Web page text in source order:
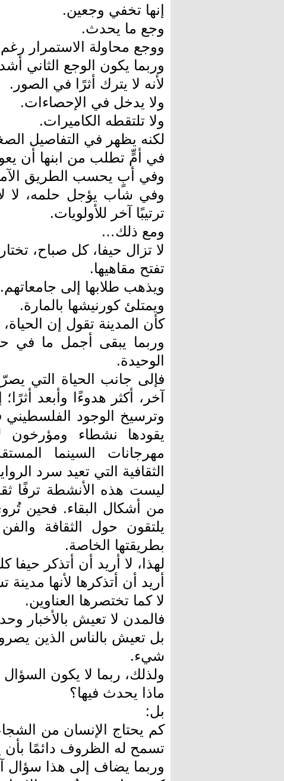
إنها تخفي وجعين.
وجع ما يحدث.
ووجع محاولة الاستمرار
وربما يكون الوجع الثاني
لأنه لا يترك أثرًا في الصور.
ولا يدخل في الإحصاءات.
ولا تلتقطه الكاميرات.
لكنه يظهر في التفاصيل
في أمٍّ تطلب من ابنها أن
وفي أبٍ يحسب الطريق
وفي شاب يؤجل حلمه، لا
ترتيبًا آخر للأولويات.
ومع ذلك…
لا تزال حيفا، كل صباح،
تفتح مقاهيها.
ويذهب طلابها إلى جامعاتهم.
ويمتلئ كورنيشها بالمارة.
كأن المدينة تقول إن
وربما يبقى أجمل ما في
الوحيدة.
فإلى جانب الحياة التي
آخر، أكثر هدوءًا وأبعد
وترسيخ الوجود
يقودها نشطاء ومؤرخون
مهرجانات السينما
الثقافية التي تعيد سرد
ليست هذه الأنشطة ترفًا
من أشكال البقاء. فحين
يلتقون حول الثقافة
بطريقتها الخاصة.
لهذا، لا أريد أن أتذكر حيفا
أريد أن أتذكرها لأنها
لا كما تختصرها العناوين.
فالمدن لا تعيش بالأخبار
بل تعيش بالناس الذين
شيء.
ولذلك، ربما لا يكون
ماذا يحدث فيها؟
بل:
كم يحتاج الإنسان من
تسمح له الظروف دائمًا
وربما يضاف إلى هذا سؤال